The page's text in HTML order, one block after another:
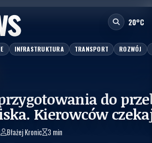
20°C
INFRASTRUKTURA TRANSPORT ROZWÓJ
do
Kierowców
Błażej Kronic 3 min